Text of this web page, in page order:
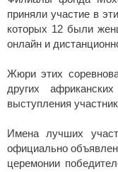
приняли участие в
которых 12 были
онлайн и
Жюри этих
других
выступления
Имена лучших
официально
церемонии